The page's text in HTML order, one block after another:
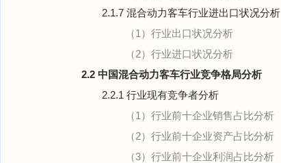
2.1.7 混合动力客车行业进出口状况分析
（1）行业出口状况分析
（2）行业进口状况分析
2.2 中国混合动力客车行业竞争格局分析
2.2.1 行业现有竞争者分析
（1）行业前十企业销售占比分析
（2）行业前十企业资产占比分析
（3）行业前十企业利润占比分析